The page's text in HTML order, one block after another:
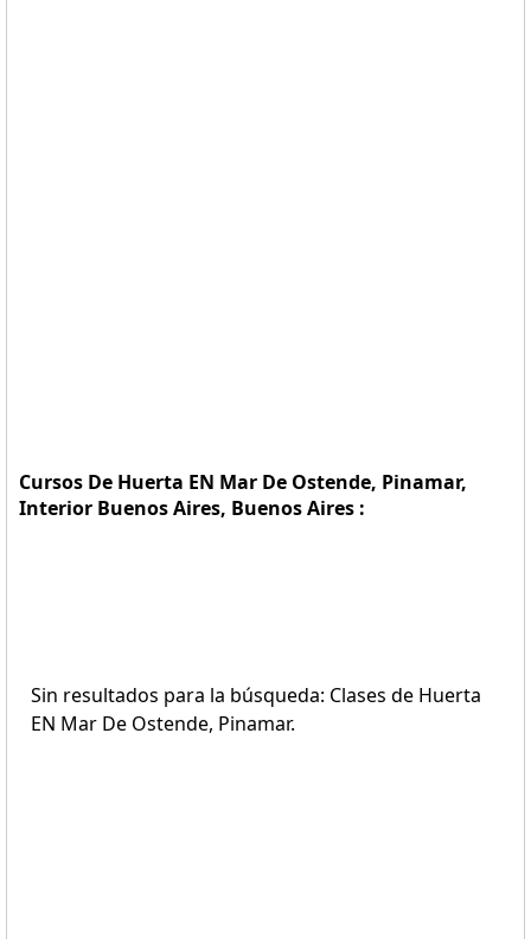
Cursos De Huerta EN Mar De Ostende, Pinamar,
Interior Buenos Aires, Buenos Aires :
Sin resultados para la búsqueda: Clases de Huerta
EN Mar De Ostende, Pinamar.